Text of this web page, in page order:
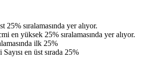
dahil olmak üzere büyük veri analizi.
25% sıralamasında yer alıyor.
en yüksek 25% sıralamasında yer alıyor.
ilk 25%
en üst sırada 25%